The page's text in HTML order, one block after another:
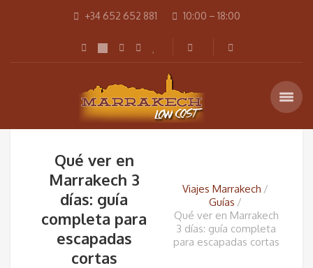
+34 652 652 881 10:00 – 18:00
Qué ver en
Marrakech 3
días: guía
completa para
escapadas
cortas
Viajes Marrakech
Guías
Qué ver en Marrakech
3 días: guía completa
para escapadas cortas